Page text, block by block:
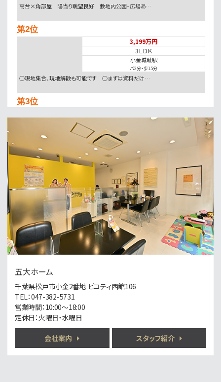
高台×角部屋 陽当り眺望良好 敷地内公園・広場あ…
第2位
3,199万円
3ＬＤＫ
小金城趾駅
バ2分・歩15分
○現地集合、現地解散も可能です ○まずは資料だけ…
第3位
8.36%
●オーナーチェンジ物件 ●現在満室賃貸中 ●表面…
第4位
4,999万円
3ＬＤＫ
南柏駅
歩6分
南柏駅徒歩6分！地盤20年保証＋防犯カメラ標準装…
第5位
2,499万円
○現地集合、現地解散も可能です ○まずは資料だけ…
第6位
6,650万円
利回7.5%
北松戸駅
歩10分
五大ホーム
千葉県松戸市小金2番地 ピコティ西館106
TEL：047-382-5731
営業時間：10:00～18:00
定休日：火曜日・水曜日
会社案内 スタッフ紹介